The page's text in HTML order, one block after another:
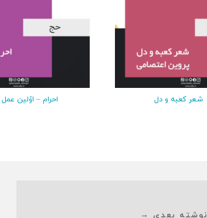
شعر کعبه و دل احرام – اوّلین
نوشته بعدی →